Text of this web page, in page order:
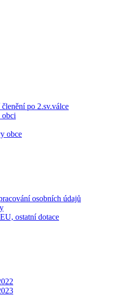
po 2.sv.válce
obci
obce
osobních údajů
ostatní dotace